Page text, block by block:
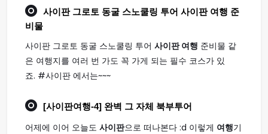
사이판 그로토 동굴 스노쿨링 투어 사이판 여행 준
비물
사이판 그로토 동굴 스노쿨링 투어 사이판 여행 준비물 같
은 여행지를 여러 번 가도 꼭 가게 되는 필수 코스가 있
죠. #사이판 에서는~~~
[사이판여행-4] 완벽 그 자체 북부투어
어제에 이어 오늘도 사이판으로 떠나본다 :d 이렇게 여행기